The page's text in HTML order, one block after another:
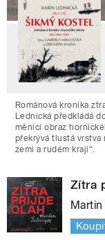
Románová kronika
Lednická předkládá
měnící obraz
překrývá tlustá vrstva
zemi a rudém kraji“.
Zítra